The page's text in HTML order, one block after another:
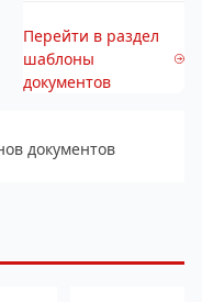
Перейти в раздел
шаблоны
документов
документов